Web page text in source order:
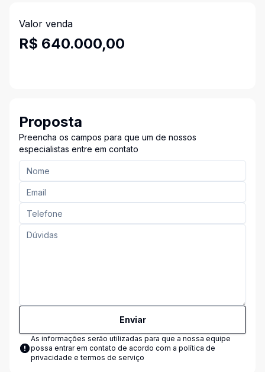
Valor venda
R$ 640.000,00
Proposta
Preencha os campos para que um de nossos
especialistas entre em contato
Enviar
As informações serão utilizadas para que a nossa equipe
possa entrar em contato de acordo com a política de
privacidade e termos de serviço